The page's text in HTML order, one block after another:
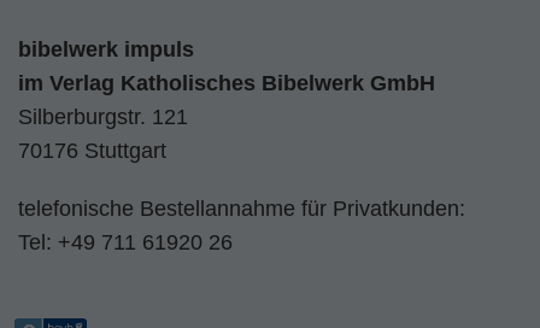
bibelwerk impuls
im Verlag Katholisches Bibelwerk GmbH
Silberburgstr. 121
70176 Stuttgart
telefonische Bestellannahme für Privatkunden:
Tel: +49 711 61920 26